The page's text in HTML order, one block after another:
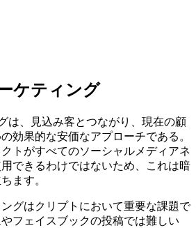
ケティング
は、見込み客とつながり、現在の顧
効果的な安価なアプローチである。
トがすべてのソーシャルメディアネ
できるわけではないため、これは暗
ます。
グはクリプトにおいて重要な課題で
フェイスブックの投稿では難しい